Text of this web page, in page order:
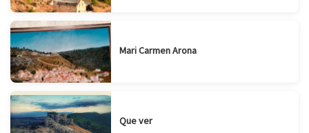
Mari Carmen Arona
Que ver